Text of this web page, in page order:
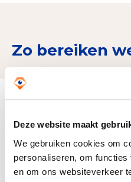
Deze website maakt
We gebruiken cookies om
personaliseren, om
en om ons websiteverkeer
Zo bereiken
€